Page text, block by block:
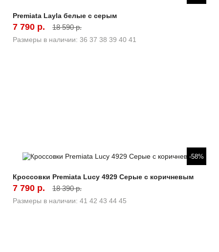
Premiata Layla белые с серым
7 790 р. 18 590 р.
Размеры в наличии: 36 37 38 39 40 41
Быстрый просмотр -58%
Кроссовки Premiata Lucy 4929 Серые с коричневым
7 790 р. 18 390 р.
Размеры в наличии: 41 42 43 44 45